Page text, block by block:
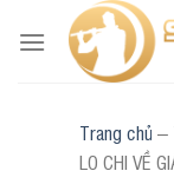
Trang chủ –
LO CHI VỀ